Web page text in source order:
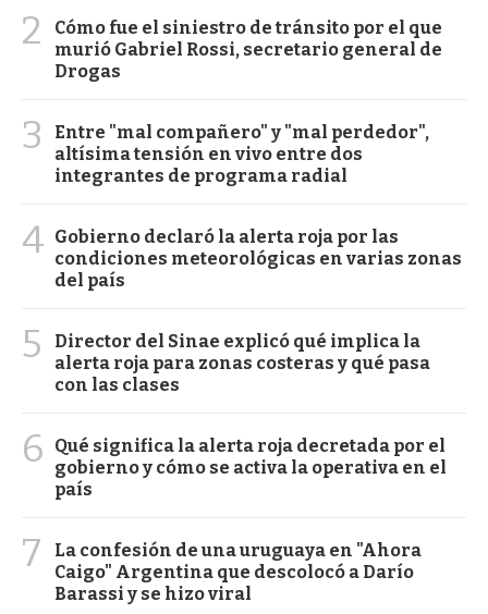
2
Cómo fue el siniestro de tránsito por el que
murió Gabriel Rossi, secretario general de
Drogas
3
Entre "mal compañero" y "mal perdedor",
altísima tensión en vivo entre dos
integrantes de programa radial
4 Gobierno declaró la alerta roja por las
condiciones meteorológicas en varias zonas
del país
5
Director del Sinae explicó qué implica la
alerta roja para zonas costeras y qué pasa
con las clases
6
Qué significa la alerta roja decretada por el
gobierno y cómo se activa la operativa en el
país
7
La confesión de una uruguaya en "Ahora
Caigo" Argentina que descolocó a Darío
Barassi y se hizo viral